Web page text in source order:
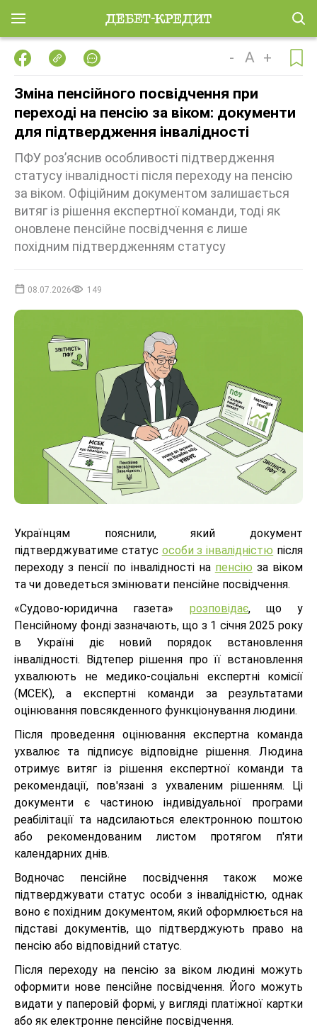
- A +
Зміна пенсійного посвідчення при
переході на пенсію за віком: документи
для підтвердження інвалідності
ПФУ роз’яснив особливості підтвердження
статусу інвалідності після переходу на пенсію
за віком. Офіційним документом залишається
витяг із рішення експертної команди, тоді як
оновлене пенсійне посвідчення є лише
похідним підтвердженням статусу
08.07.2026 149
Українцям пояснили, який документ
підтверджуватиме статус особи з інвалідністю після
переходу з пенсії по інвалідності на пенсію за віком
та чи доведеться змінювати пенсійне посвідчення.
«Судово-юридична газета» розповідає, що у
Пенсійному фонді зазначають, що з 1 січня 2025 року
в Україні діє новий порядок встановлення
інвалідності. Відтепер рішення про її встановлення
ухвалюють не медико-соціальні експертні комісії
(МСЕК), а експертні команди за результатами
оцінювання повсякденного функціонування людини.
Після проведення оцінювання експертна команда
ухвалює та підписує відповідне рішення. Людина
отримує витяг із рішення експертної команди та
рекомендації, пов'язані з ухваленим рішенням. Ці
документи є частиною індивідуальної програми
реабілітації та надсилаються електронною поштою
або рекомендованим листом протягом п'яти
календарних днів.
Водночас пенсійне посвідчення також може
підтверджувати статус особи з інвалідністю, однак
воно є похідним документом, який оформлюється на
підставі документів, що підтверджують право на
пенсію або відповідний статус.
Після переходу на пенсію за віком людині можуть
оформити нове пенсійне посвідчення. Його можуть
видати у паперовій формі, у вигляді платіжної картки
або як електронне пенсійне посвідчення.